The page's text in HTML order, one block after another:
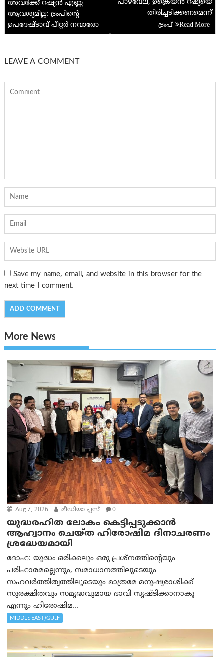
അവര്‍ക്ക് റഷ്യൻ എണ്ണ
ആവശ്യമില്ല: ട്രംപിന്റെ
ഉപദേഷ്ടാവ് പീറ്റർ നവാരോ
പാഴ്‌വേല, ഉക്രെയ്ന്‍ റഷ്യയെ
തിരിച്ചടിക്കണമെന്ന്
ട്രം‌പ്
LEAVE A COMMENT
Save my name, email, and website in this browser for the
next time I comment.
More News
Aug 7, 2026 മീഡിയാ പ്ലസ് 0
യുദ്ധരഹിത ലോകം കെട്ടിപ്പടുക്കാന്‍
ആഹ്വാനം ചെയ്ത ഹിരോഷിമ ദിനാചരണം
ശ്രദ്ധേയമായി
ദോഹ: യുദ്ധം ഒരിക്കലും ഒരു പ്രശ്‌നത്തിന്റെയും
പരിഹാരമല്ലെന്നും, സമാധാനത്തിലൂടെയും
സഹവര്‍ത്തിത്വത്തിലൂടെയും മാത്രമേ മനുഷ്യരാശിക്ക്
സുരക്ഷിതവും സമൃദ്ധവുമായ ഭാവി സൃഷ്ടിക്കാനാകൂ
എന്നും ഹിരോഷിമ...
MIDDLE EAST/GULF